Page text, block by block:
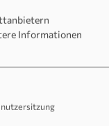
(bis auf die
sie günstig am
und ist
Informationen